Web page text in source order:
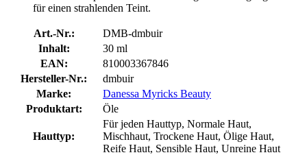
für einen strahlenden Teint.
Art.-Nr.:
DMB-dmbuir
Inhalt:
30 ml
EAN:
810003367846
Hersteller-Nr.:
dmbuir
Marke:
Danessa Myricks Beauty
Produktart:
Öle
Hauttyp:
Für jeden Hauttyp, Normale Haut,
Mischhaut, Trockene Haut, Ölige Haut,
Reife Haut, Sensible Haut, Unreine Haut